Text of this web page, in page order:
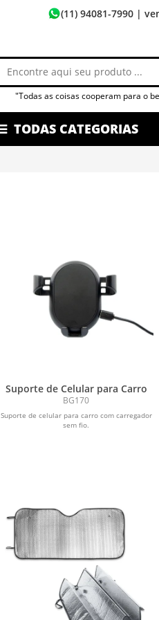
(11) 94081-7990|
"Todas as coisas cooperam para o
TODAS CATEGORIAS
Suporte de Celular para Carro
BG170
Suporte de celular para carro com carregador
sem fio.